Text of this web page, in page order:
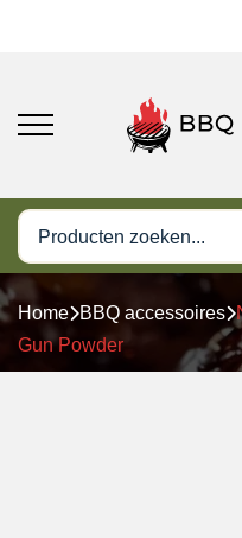
Home BBQ accessoires
Gun Powder